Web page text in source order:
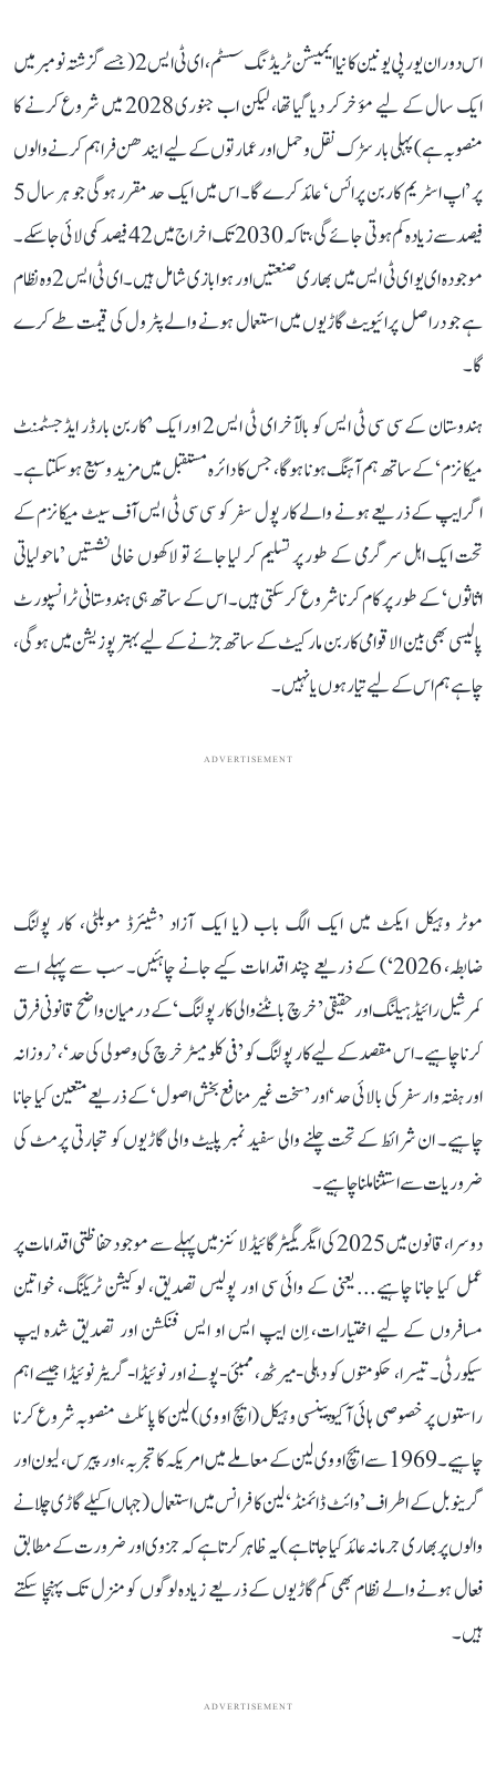
اس دوران یورپی یونین کا نیا ایمیشن ٹریڈنگ سسٹم، ای ٹی ایس 2 (جسے گزشتہ نومبر میں
ایک سال کے لیے مؤخر کر دیا گیا تھا، لیکن اب جنوری 2028 میں شروع کرنے کا
منصوبہ ہے) پہلی بار سڑک نقل و حمل اور عمارتوں کے لیے ایندھن فراہم کرنے والوں
پر ’اپ اسٹریم کاربن پرائس‘ عائد کرے گا۔ اس میں ایک حد مقرر ہوگی جو ہر سال 5
فیصد سے زیادہ کم ہوتی جائے گی، تاکہ 2030 تک اخراج میں 42 فیصد کمی لائی جا سکے۔
موجودہ ای یو ای ٹی ایس میں بھاری صنعتیں اور ہوا بازی شامل ہیں۔ ای ٹی ایس 2 وہ نظام
ہے جو دراصل پرائیویٹ گاڑیوں میں استعمال ہونے والے پٹرول کی قیمت طے کرے
گا۔
ہندوستان کے سی سی ٹی ایس کو بالآخر ای ٹی ایس 2 اور ایک ’کاربن بارڈر ایڈجسٹمنٹ
میکانزم‘ کے ساتھ ہم آہنگ ہونا ہوگا، جس کا دائرہ مستقبل میں مزید وسیع ہو سکتا ہے۔
اگر ایپ کے ذریعے ہونے والے کار پول سفر کو سی سی ٹی ایس آف سیٹ میکانزم کے
تحت ایک اہل سرگرمی کے طور پر تسلیم کر لیا جائے تو لاکھوں خالی نشستیں ’ماحولیاتی
اثاثوں‘ کے طور پر کام کرنا شروع کر سکتی ہیں۔ اس کے ساتھ ہی ہندوستانی ٹرانسپورٹ
پالیسی بھی بین الاقوامی کاربن مارکیٹ کے ساتھ جڑنے کے لیے بہتر پوزیشن میں ہوگی،
چاہے ہم اس کے لیے تیار ہوں یا نہیں۔
ADVERTISEMENT
موٹر وہیکل ایکٹ میں ایک الگ باب (یا ایک آزاد ’شیئرڈ موبلٹی، کار پولنگ
ضابطہ، 2026‘) کے ذریعے چند اقدامات کیے جانے چاہئیں۔ سب سے پہلے اسے
کمرشیل رائیڈ ہیلنگ اور حقیقی ’خرچ بانٹنے والی کار پولنگ‘ کے درمیان واضح قانونی فرق
کرنا چاہیے۔ اس مقصد کے لیے کار پولنگ کو ’فی کلومیٹر خرچ کی وصولی کی حد‘، ’روزانہ
اور ہفتہ وار سفر کی بالائی حد‘ اور ’سخت غیر منافع بخش اصول‘ کے ذریعے متعین کیا جانا
چاہیے۔ ان شرائط کے تحت چلنے والی سفید نمبر پلیٹ والی گاڑیوں کو تجارتی پرمٹ کی
ضروریات سے استثنا ملنا چاہیے۔
دوسرا، قانون میں 2025 کی ایگریگیٹر گائیڈلائنز میں پہلے سے موجود حفاظتی اقدامات پر
عمل کیا جانا چاہیے... یعنی کے وائی سی اور پولیس تصدیق، لوکیشن ٹریکنگ، خواتین
مسافروں کے لیے اختیارات، اِن ایپ ایس او ایس فنکشن اور تصدیق شدہ ایپ
سیکورٹی۔ تیسرا، حکومتوں کو دہلی-میرٹھ، ممبئی-پونے اور نوئیڈا-گریٹر نوئیڈا جیسے اہم
راستوں پر خصوصی ہائی آکیوپینسی وہیکل (ایچ او وی) لین کا پائلٹ منصوبہ شروع کرنا
چاہیے۔ 1969 سے ایچ او وی لین کے معاملے میں امریکہ کا تجربہ، اور پیرس، لیون اور
گرینوبل کے اطراف ’وائٹ ڈائمنڈ‘ لین کا فرانس میں استعمال (جہاں اکیلے گاڑی چلانے
والوں پر بھاری جرمانہ عائد کیا جاتا ہے) یہ ظاہر کرتا ہے کہ جزوی اور ضرورت کے مطابق
فعال ہونے والے نظام بھی کم گاڑیوں کے ذریعے زیادہ لوگوں کو منزل تک پہنچا سکتے
ہیں۔
ADVERTISEMENT